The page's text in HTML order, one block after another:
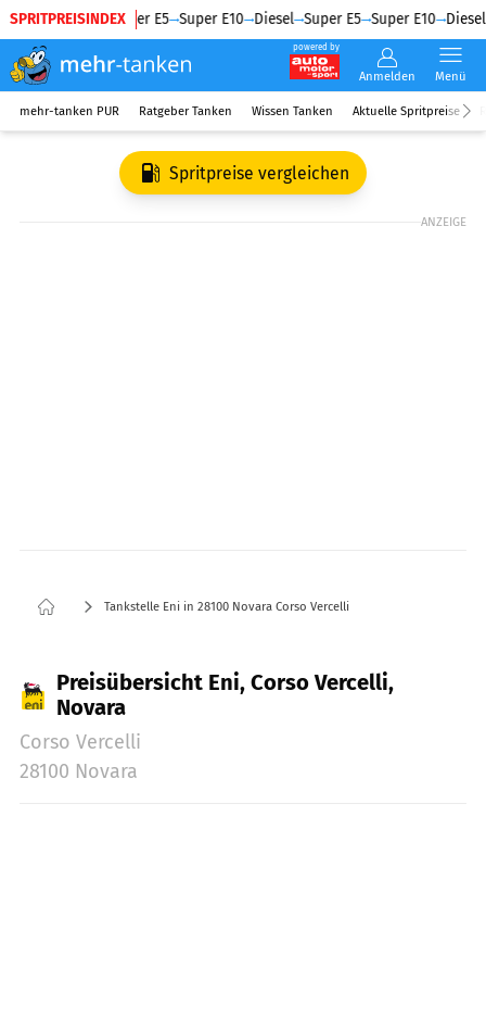
SPRITPREISINDEX
Diesel Super E5 Super E10 Diesel Super E5 Super E10 Diesel
powered by
Anmelden Menü
mehr-tanken PUR Ratgeber Tanken Wissen Tanken Aktuelle Spritpreise
Spritpreise vergleichen
ANZEIGE
Tankstelle Eni in 28100 Novara Corso Vercelli
Preisübersicht Eni, Corso Vercelli,
Novara
Corso Vercelli
28100 Novara